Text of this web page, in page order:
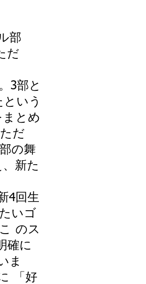
部
だ
3部と
いう
とめ
だ
の舞
新た
4回生
いゴ
のス
確に
ま
「好